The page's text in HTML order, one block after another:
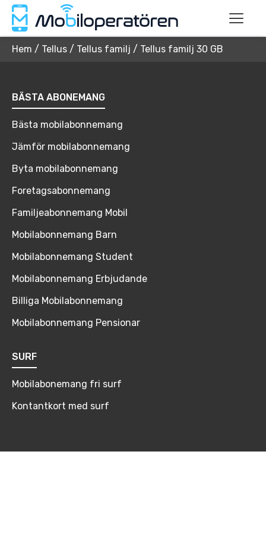
Hem / Tellus / Tellus familj / Tellus familj 30 GB
BÄSTA ABONEMANG
Bästa mobilabonnemang
Jämför mobilabonnemang
Byta mobilabonnemang
Foretagsabonnemang
Familjeabonnemang Mobil
Mobilabonnemang Barn
Mobilabonnemang Student
Mobilabonnemang Erbjudande
Billiga Mobilabonnemang
Mobilabonnemang Pensionar
SURF
Mobilabonemang fri surf
Kontantkort med surf